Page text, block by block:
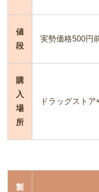
値
段
実勢価格500円
購
入
場
所
ドラッグストア
製